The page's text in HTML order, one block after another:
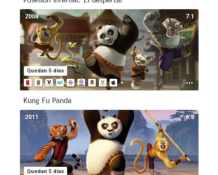
7.1
Quedan 5 días
2008
Kung Fu Panda
6.8
Quedan 5 días
2011